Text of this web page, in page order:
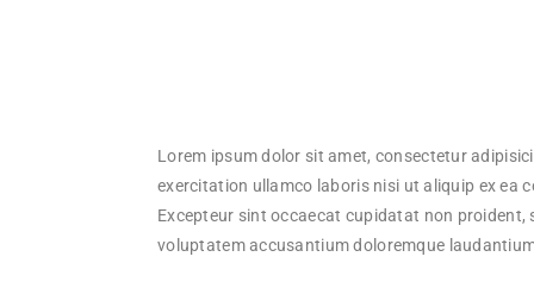
Lorem ipsum dolor sit amet, consectetur
exercitation ullamco laboris nisi ut aliquip ex ea
Excepteur sint occaecat cupidatat non
voluptatem accusantium doloremque